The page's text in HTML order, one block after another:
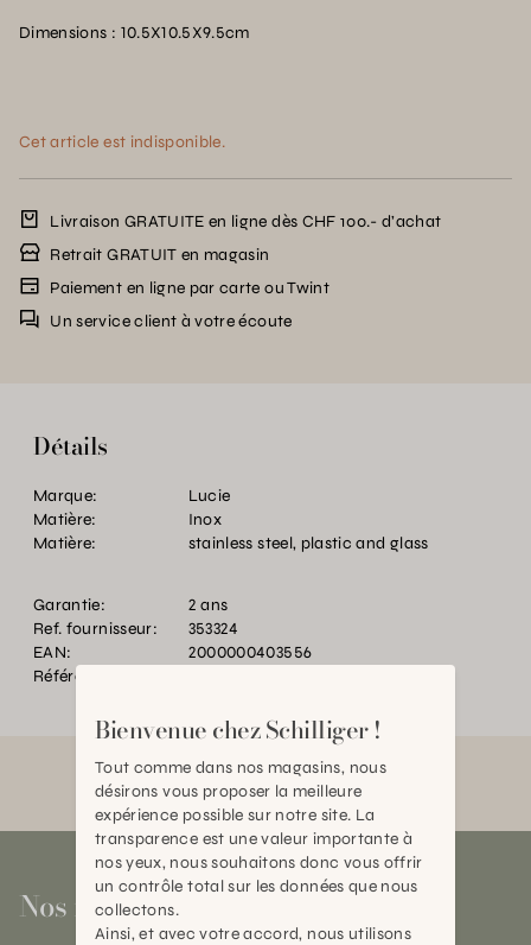
Dimensions : 10.5X10.5X9.5cm
Cet article est indisponible.
Livraison GRATUITE en ligne dès CHF 100.- d’achat
Retrait GRATUIT en magasin
Paiement en ligne par carte ou Twint
Un service client à votre écoute
Détails
Marque:
Lucie
Matière:
Inox
Matière:
stainless steel, plastic and glass
Garantie:
2 ans
Ref. fournisseur:
353324
EAN:
2000000403556
Référence:
Nos magasins
Bienvenue chez Schilliger !
Tout comme dans nos magasins, nous
désirons vous proposer la meilleure
expérience possible sur notre site. La
transparence est une valeur importante à
nos yeux, nous souhaitons donc vous offrir
un contrôle total sur les données que nous
collectons.
Ainsi, et avec votre accord, nous utilisons